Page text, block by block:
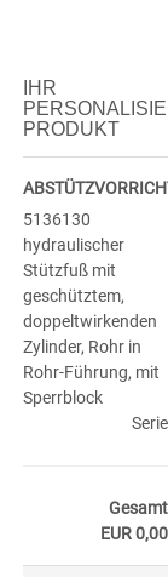
IHR
PRODUKT
5136130
hydraulischer
Stützfuß mit
geschütztem,
doppeltwirkenden
Zylinder, Rohr in
Rohr-Führung, mit
Sperrblock
Serie
Gesamt
EUR 0,00